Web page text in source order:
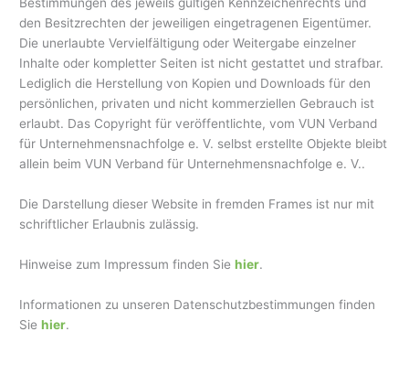
Bestimmungen des jeweils gültigen Kennzeichenrechts und
den Besitzrechten der jeweiligen eingetragenen Eigentümer.
Die unerlaubte Vervielfältigung oder Weitergabe einzelner
Inhalte oder kompletter Seiten ist nicht gestattet und strafbar.
Lediglich die Herstellung von Kopien und Downloads für den
persönlichen, privaten und nicht kommerziellen Gebrauch ist
erlaubt. Das Copyright für veröffentlichte, vom VUN Verband
für Unternehmensnachfolge e. V. selbst erstellte Objekte bleibt
allein beim VUN Verband für Unternehmensnachfolge e. V..
Die Darstellung dieser Website in fremden Frames ist nur mit
schriftlicher Erlaubnis zulässig.
Hinweise zum Impressum finden Siehier.
Informationen zu unseren Datenschutzbestimmungen finden
Siehier.